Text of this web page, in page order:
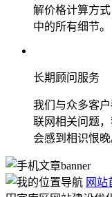
解价格计算方
中的所有细节。
长期顾问服务
我们与众多客
联网相关问题
会感到相识恨晚
网站